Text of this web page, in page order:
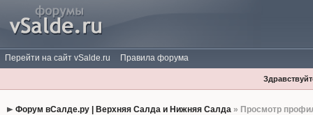
Перейти на сайт vSalde.ru Правила форума
Форум вСалде.ру | Верхняя Салда и Нижняя Салда» Просмотр